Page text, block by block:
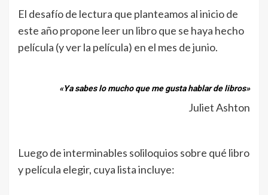
El desafío de lectura que planteamos al inicio de
este año propone leer un libro que se haya hecho
película (y ver la película) en el mes de junio.
«Ya sabes lo mucho que me gusta hablar de libros»
Juliet Ashton
Luego de interminables soliloquios sobre qué libro
y película elegir, cuya lista incluye: